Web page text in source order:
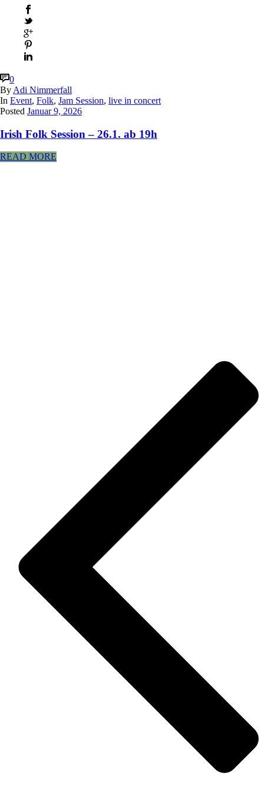
0
By Adi Nimmerfall
In Event, Folk, Jam Session, live in concert
Posted Januar 9, 2026
Irish Folk Session – 26.1. ab 19h
READ MORE